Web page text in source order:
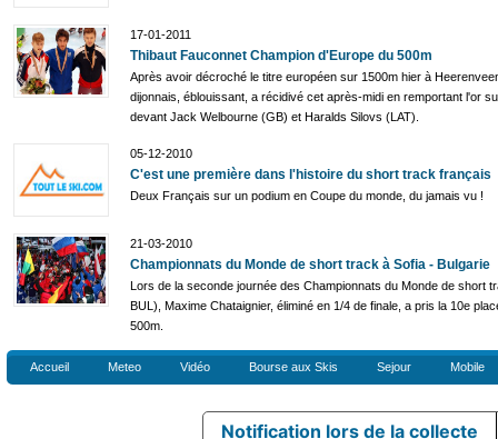
17-01-2011
Thibaut Fauconnet Champion d'Europe du 500m
Après avoir décroché le titre européen sur 1500m hier à
dijonnais, éblouissant, a récidivé cet après-midi en remportant l'or
devant Jack Welbourne (GB) et Haralds Silovs (LAT).
05-12-2010
C'est une première dans l'histoire du short track français
Deux Français sur un podium en Coupe du monde, du jamais vu !
21-03-2010
Championnats du Monde de short track à Sofia - Bulgarie
Lors de la seconde journée des Championnats du Monde de short
BUL), Maxime Chataignier, éliminé en 1/4 de finale, a pris la 10e
500m.
Accueil Meteo Vidéo Bourse aux Skis Sejour Mobile
Notification lors de la collecte